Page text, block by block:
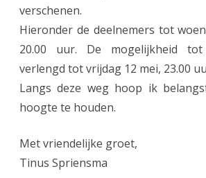
verschenen.
Hieronder de deelnemers tot
20.00 uur. De mogelijkheid
verlengd tot vrijdag 12 mei, 23.00
Langs deze weg hoop ik
hoogte te houden.
Met vriendelijke groet,
Tinus Spriensma